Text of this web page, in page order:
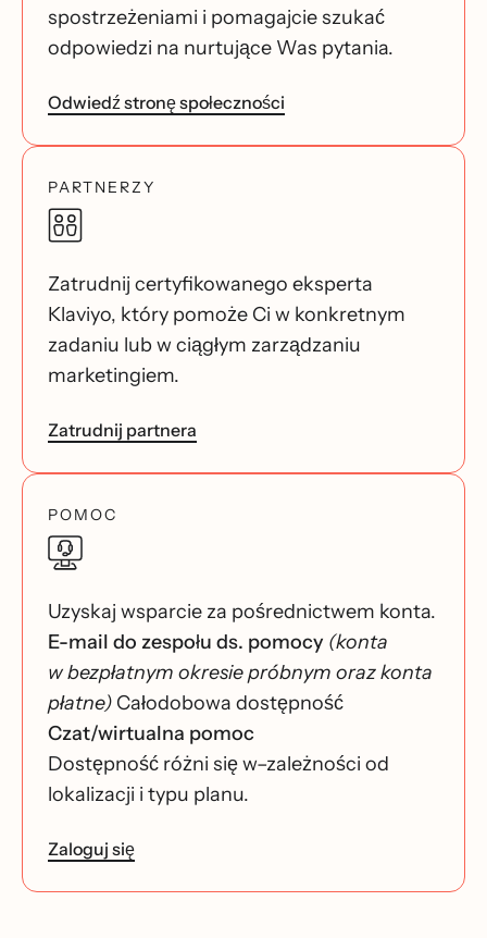
spostrzeżeniami i pomagajcie szukać
odpowiedzi na nurtujące Was pytania.
Odwiedź stronę społeczności
PARTNERZY
Zatrudnij certyfikowanego eksperta
Klaviyo, który pomoże Ci w konkretnym
zadaniu lub w ciągłym zarządzaniu
marketingiem.
Zatrudnij partnera
POMOC
Uzyskaj wsparcie za pośrednictwem konta.
E-mail do zespołu ds. pomocy (konta
w bezpłatnym okresie próbnym oraz konta
płatne) Całodobowa dostępność
Czat/wirtualna pomoc
Dostępność różni się w–zależności od
lokalizacji i typu planu.
Zaloguj się